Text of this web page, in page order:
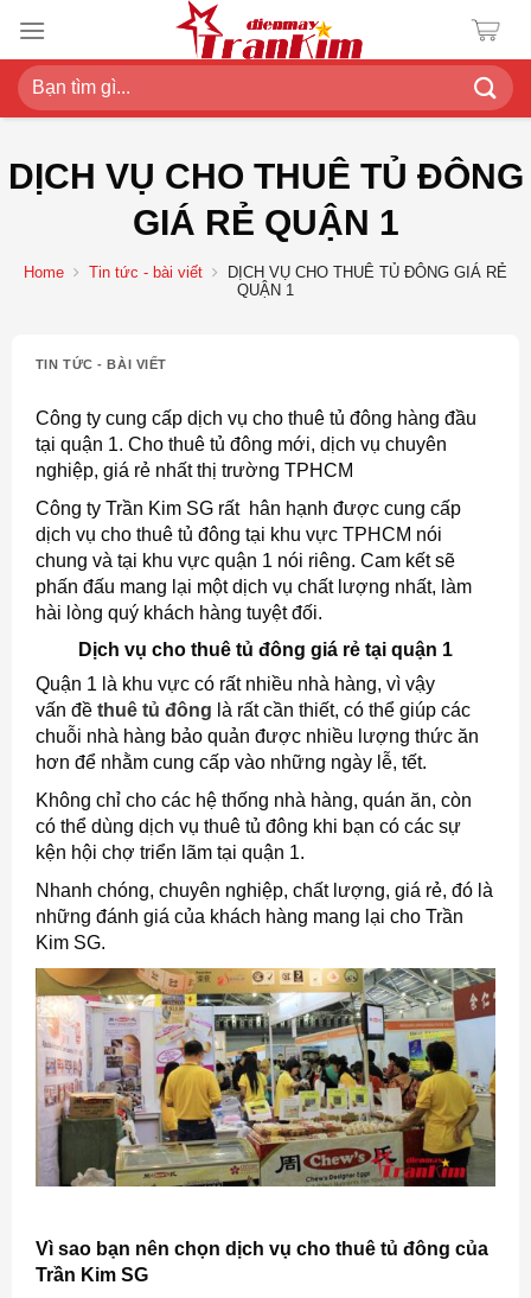
đến
nội
dung
Search
for:
DỊCH VỤ CHO THUÊ TỦ ĐÔNG
GIÁ RẺ QUẬN 1
Home Tin tức - bài viết
DỊCH VỤ CHO THUÊ TỦ ĐÔNG GIÁ RẺ
QUẬN 1
TIN TỨC - BÀI VIẾT
Công ty cung cấp dịch vụ cho thuê tủ đông hàng đầu
tại quận 1. Cho thuê tủ đông mới, dịch vụ chuyên
nghiệp, giá rẻ nhất thị trường TPHCM
Công ty Trần Kim SG rất hân hạnh được cung cấp
dịch vụ cho thuê tủ đông tại khu vực TPHCM nói
chung và tại khu vực quận 1 nói riêng. Cam kết sẽ
phấn đấu mang lại một dịch vụ chất lượng nhất, làm
hài lòng quý khách hàng tuyệt đối.
Dịch vụ cho thuê tủ đông giá rẻ tại quận 1
Quận 1 là khu vực có rất nhiều nhà hàng, vì vậy
vấn đề thuê tủ đông là rất cần thiết, có thể giúp các
chuỗi nhà hàng bảo quản được nhiều lượng thức ăn
hơn để nhằm cung cấp vào những ngày lễ, tết.
Không chỉ cho các hệ thống nhà hàng, quán ăn, còn
có thể dùng dịch vụ thuê tủ đông khi bạn có các sự
kện hội chợ triển lãm tại quận 1.
Nhanh chóng, chuyên nghiệp, chất lượng, giá rẻ, đó là
những đánh giá của khách hàng mang lại cho Trần
Kim SG.
Vì sao bạn nên chọn dịch vụ cho thuê tủ đông của
Trần Kim SG